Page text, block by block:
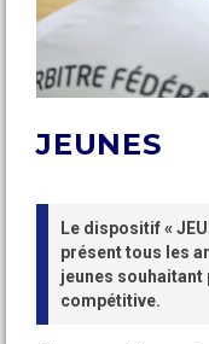
SPONSORING/
JEUNES
Le dispositif «
présent tous les
jeunes
compétitive.